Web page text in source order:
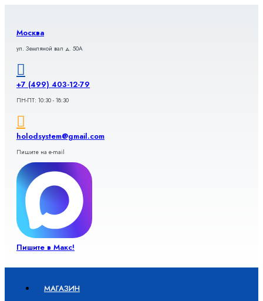
содержимому
Москва
ул. Земляной вал д. 50А
+7 (499) 403-12-79
ПН-ПТ: 10:30 - 18:30
holodsystem@gmail.com
Пишите на e-mail
Пишите в Макс!
МАГАЗИН